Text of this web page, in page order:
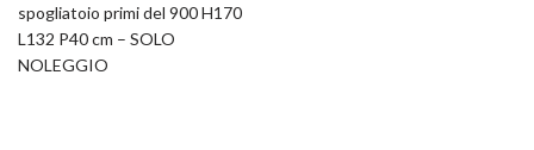
spogliatoio primi del 900 H170
L132 P40 cm – SOLO
NOLEGGIO